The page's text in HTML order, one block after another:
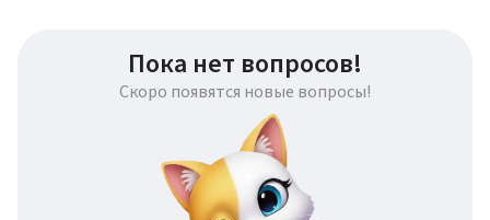
Пока нет вопросов!
Скоро появятся новые вопросы!